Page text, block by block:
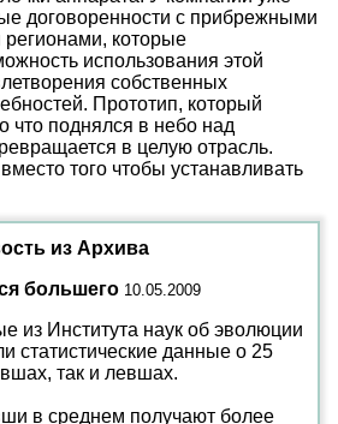
договоренности с прибрежными
которые
использования этой
собственных
Прототип, который
что поднялся в небо над
в целую отрасль.
того чтобы устанавливать
из Архива
большего 10.05.2009
из Института наук об эволюции
статистические данные о 25
так и левшах.
в среднем получают более